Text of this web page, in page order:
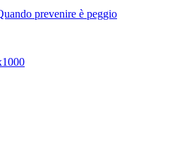
prevenire è peggio